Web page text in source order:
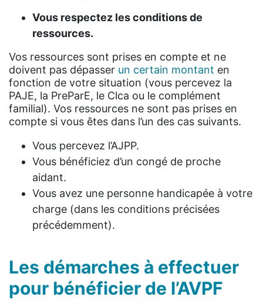
Vous respectez les conditions de
ressources.
Vos ressources sont prises en compte et ne
doivent pas dépasser un certain montant en
fonction de votre situation (vous percevez la
PAJE, la PreParE, le Clca ou le complément
familial). Vos ressources ne sont pas prises en
compte si vous êtes dans l’un des cas suivants.
Vous percevez l’AJPP.
Vous bénéficiez d’un congé de proche
aidant.
Vous avez une personne handicapée à votre
charge (dans les conditions précisées
précédemment).
Les démarches à effectuer
pour bénéficier de l’AVPF